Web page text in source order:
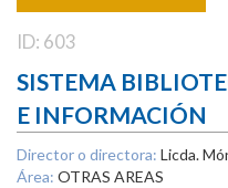
ID: 603
SISTEMA
E INFORMACIÓN
Director o directora: Licda.
Área: OTRAS AREAS